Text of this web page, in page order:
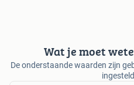
Wat je moet
De onderstaande waarden zijn